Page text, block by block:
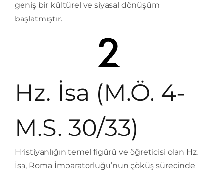
geniş bir kültürel ve siyasal dönüşüm
başlatmıştır.
Hz. İsa (M.Ö. 4-
M.S. 30/33)
Hristiyanlığın temel figürü ve öğreticisi olan Hz.
İsa, Roma İmparatorluğu’nun çöküş sürecinde